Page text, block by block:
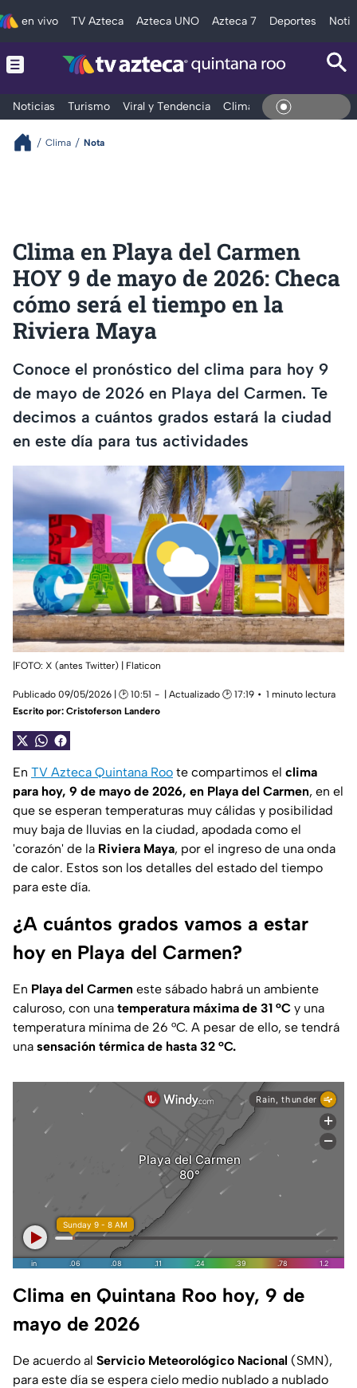
en vivo TV Azteca Azteca UNO Azteca 7 Deportes
Noticias Turismo Viral y Tendencia Clima Tráfico En Vivo
Clima Nota
Clima en Playa del Carmen
HOY 9 de mayo de 2026: Checa
cómo será el tiempo en la
Riviera Maya
Conoce el pronóstico del clima para hoy 9
de mayo de 2026 en Playa del Carmen. Te
decimos a cuántos grados estará la ciudad
en este día para tus actividades
|FOTO: X (antes Twitter) | Flaticon
Publicado 09/05/2026 | 🕑 10:51 | Actualizado 🕑 17:19
1 minuto lectura
Escrito por: Cristoferson Landero
En TV Azteca Quintana Roo te compartimos el clima
para hoy, 9 de mayo de 2026, en Playa del Carmen, en el
que se esperan temperaturas muy cálidas y posibilidad
muy baja de lluvias en la ciudad, apodada como el
'corazón' de la Riviera Maya, por el ingreso de una onda
de calor. Estos son los detalles del estado del tiempo
para este día.
¿A cuántos grados vamos a estar
hoy en Playa del Carmen?
En Playa del Carmen este sábado habrá un ambiente
caluroso, con una temperatura máxima de 31 °C y una
temperatura mínima de 26 °C. A pesar de ello, se tendrá
una sensación térmica de hasta 32 °C.
Clima en Quintana Roo hoy, 9 de
mayo de 2026
De acuerdo al Servicio Meteorológico Nacional (SMN),
para este día se espera cielo medio nublado a nublado